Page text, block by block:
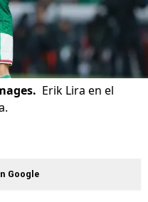
Erik Lira en el
Google